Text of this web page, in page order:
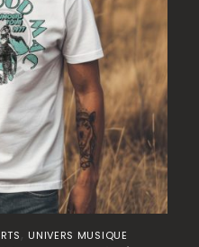
, UNIVERS MUSIQUE